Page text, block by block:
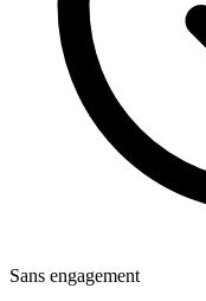
Sans engagement